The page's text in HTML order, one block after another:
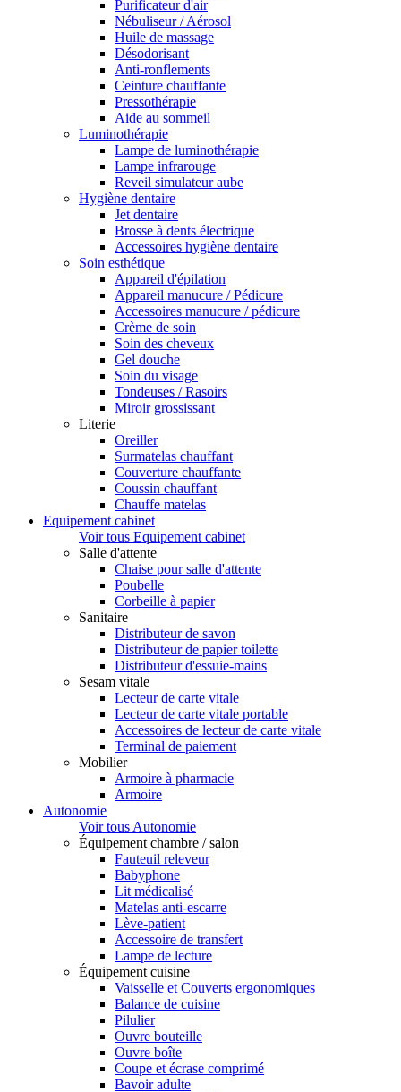
Purificateur d'air
Nébuliseur / Aérosol
Huile de massage
Désodorisant
Anti-ronflements
Ceinture chauffante
Pressothérapie
Aide au sommeil
Luminothérapie
Lampe de luminothérapie
Lampe infrarouge
Reveil simulateur aube
Hygiène dentaire
Jet dentaire
Brosse à dents électrique
Accessoires hygiène dentaire
Soin esthétique
Appareil d'épilation
Appareil manucure / Pédicure
Accessoires manucure / pédicure
Crème de soin
Soin des cheveux
Gel douche
Soin du visage
Tondeuses / Rasoirs
Miroir grossissant
Literie
Oreiller
Surmatelas chauffant
Couverture chauffante
Coussin chauffant
Chauffe matelas
Equipement cabinet
Voir tous Equipement cabinet
Salle d'attente
Chaise pour salle d'attente
Poubelle
Corbeille à papier
Sanitaire
Distributeur de savon
Distributeur de papier toilette
Distributeur d'essuie-mains
Sesam vitale
Lecteur de carte vitale
Lecteur de carte vitale portable
Accessoires de lecteur de carte vitale
Terminal de paiement
Mobilier
Armoire à pharmacie
Armoire
Autonomie
Voir tous Autonomie
Équipement chambre / salon
Fauteuil releveur
Babyphone
Lit médicalisé
Matelas anti-escarre
Lève-patient
Accessoire de transfert
Lampe de lecture
Équipement cuisine
Vaisselle et Couverts ergonomiques
Balance de cuisine
Pilulier
Ouvre bouteille
Ouvre boîte
Coupe et écrase comprimé
Bavoir adulte